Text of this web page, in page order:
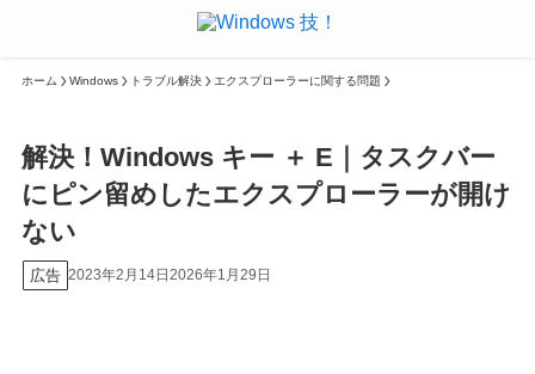
ホーム Windows トラブル解決 エクスプローラーに関する問題
解決！Windows キー ＋ E｜タスクバー
にピン留めしたエクスプローラーが開け
ない
広告 2023年2月14日2026年1月29日